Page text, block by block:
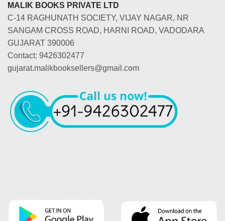
MALIK BOOKS PRIVATE LTD
C-14 RAGHUNATH SOCIETY, VIJAY NAGAR, NR
SANGAM CROSS ROAD, HARNI ROAD, VADODARA
GUJARAT 390006
Contact: 9426302477
gujarat.malikbooksellers@gmail.com